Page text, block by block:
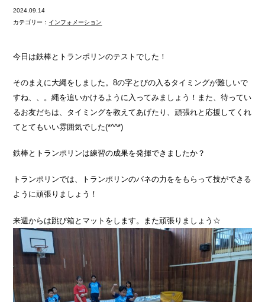
2024.09.14
カテゴリー： インフォメーション
今日は鉄棒とトランポリンのテストでした！
そのまえに大縄をしました。8の字とびの入るタイミングが難しいで
すね、、。縄を追いかけるように入ってみましょう！また、待ってい
るお友だちは、タイミングを教えてあげたり、頑張れと応援してくれ
てとてもいい雰囲気でした(*^^*)
鉄棒とトランポリンは練習の成果を発揮できましたか？
トランポリンでは、トランポリンのバネの力ををもらって技ができる
ように頑張りましょう！
来週からは跳び箱とマットをします。また頑張りましょう☆